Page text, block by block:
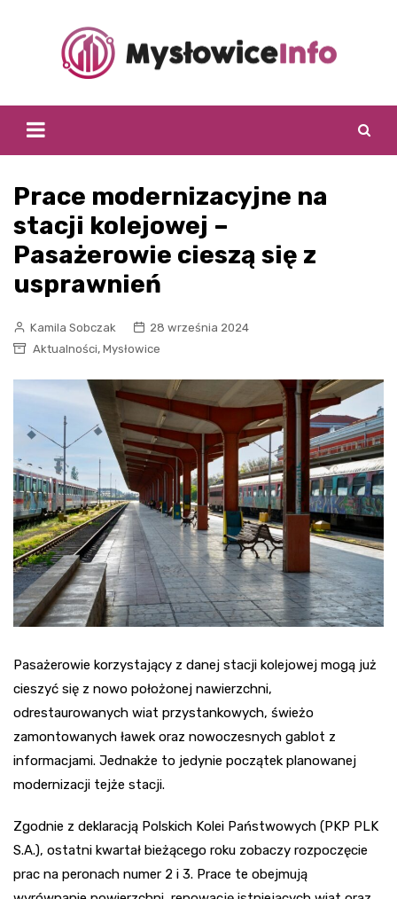
Prace modernizacyjne na
stacji kolejowej –
Pasażerowie cieszą się z
usprawnień
Kamila Sobczak
28 września 2024
Aktualności, Mysłowice
Pasażerowie korzystający z danej stacji kolejowej mogą już
cieszyć się z nowo położonej nawierzchni,
odrestaurowanych wiat przystankowych, świeżo
zamontowanych ławek oraz nowoczesnych gablot z
informacjami. Jednakże to jedynie początek planowanej
modernizacji tejże stacji.
Zgodnie z deklaracją Polskich Kolei Państwowych (PKP PLK
S.A.), ostatni kwartał bieżącego roku zobaczy rozpoczęcie
prac na peronach numer 2 i 3. Prace te obejmują